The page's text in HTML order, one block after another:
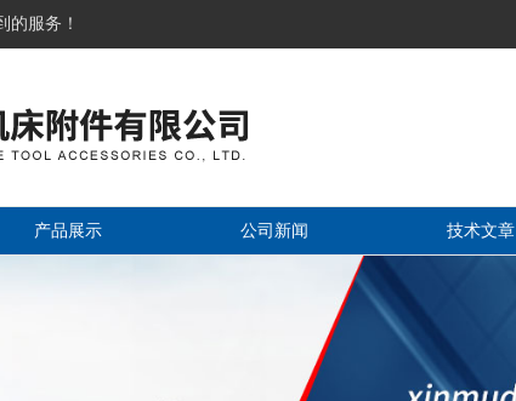
的服务！
产品展示 公司新闻 技术文章